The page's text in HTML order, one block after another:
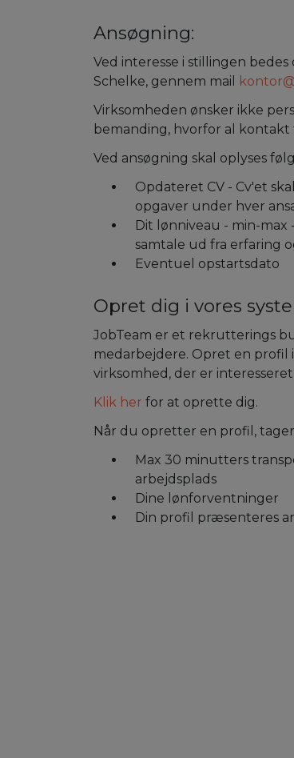
Ansøgning:
Ved interesse i stillingen
Schelke, gennem mail
Virksomheden ønsker ikke
bemanding, hvorfor al kontakt
Ved ansøgning skal oplyses
Opdateret CV - Cv'et
opgaver under hver
Dit lønniveau - min-
samtale ud fra erfaring
Eventuel opstartsdato
Opret dig i vores
JobTeam er et rekrutterings
medarbejdere. Opret en profil
virksomhed, der er
Klik her for at oprette dig.
Når du opretter en profil,
Max 30 minutters
arbejdsplads
Dine lønforventninger
Din profil præsenteres